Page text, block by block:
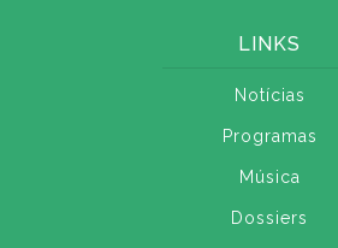
LINKS
Notícias
Programas
Música
Dossiers